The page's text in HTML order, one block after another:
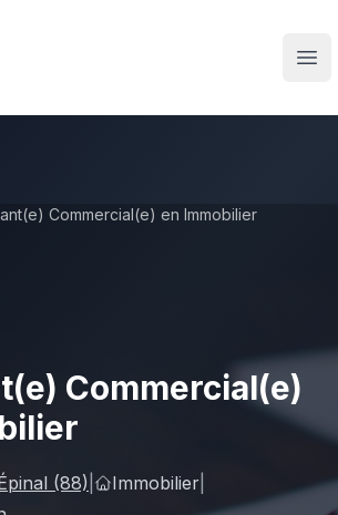
Commercial(e) en Immobilier
Commercial(e)
(88) Immobilier